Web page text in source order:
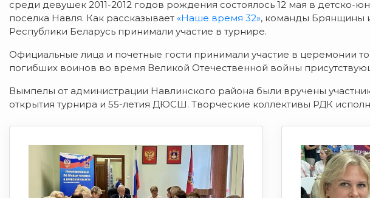
среди девушек 2011-2012 годов рождения состоялось 12 мая в детско-
поселка Навля. Как рассказывает «Наше время 32», команды Брянщины
Республики Беларусь принимали участие в турнире.
Официальные лица и почетные гости принимали участие в церемонии
погибших воинов во время Великой Отечественной войны
Вымпелы от администрации Навлинского района были вручены
открытия турнира и 55-летия ДЮСШ. Творческие коллективы РДК